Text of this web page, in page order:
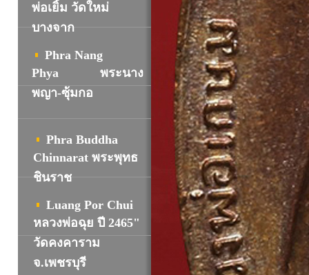
พ่อเยิ้ม วัดใหม่
บางจาก
Phra Nang
Phya
พระนาง
พญา-ซุ้มกอ
Phra Buddha
Chinnarat พระพุทธ
ชินราช
Luang Por Chui
หลวงพ่อฉุย ปี 2465"
วัดคงคาราม
จ.เพชรบุรี